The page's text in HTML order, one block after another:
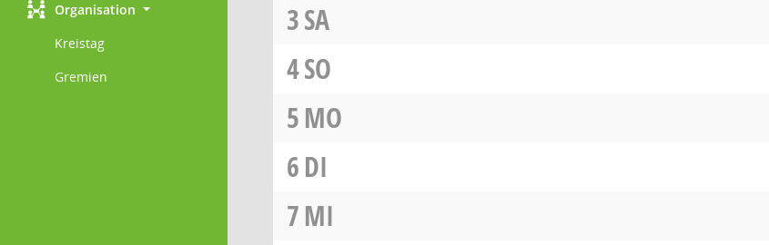
Organisation
Kreistag
Gremien
3SA
4SO
5MO
6DI
7MI